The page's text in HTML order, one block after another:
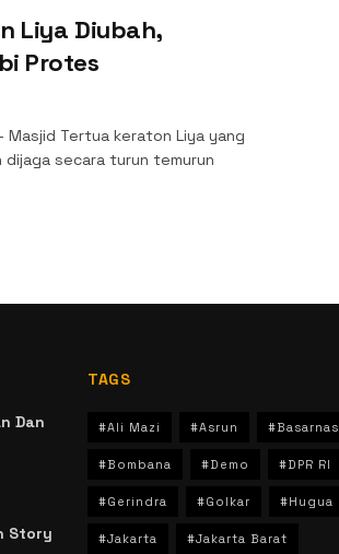
Liya Diubah,
Protes
Masjid Tertua keraton Liya yang
dijaga secara turun temurun
Dan
Story
TAGS
#Ali Mazi #Asrun #Basarnas
#Bombana #Demo #DPR RI
#Gerindra #Golkar #Hugua
#Jakarta #Jakarta Barat